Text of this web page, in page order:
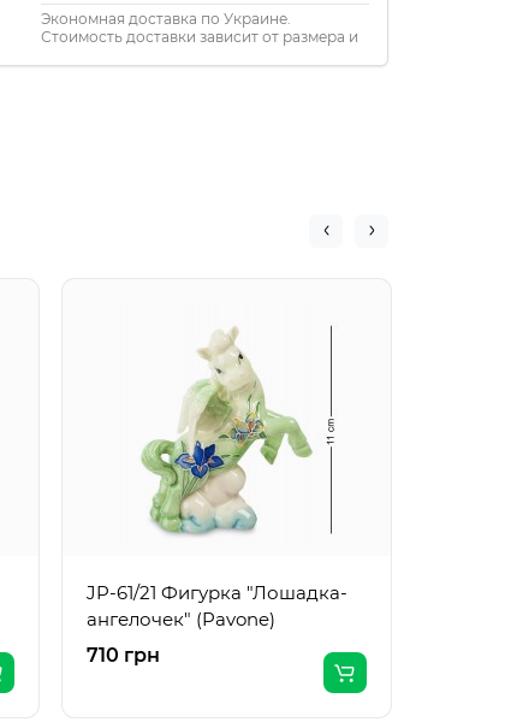
Экономная доставка по Украине.
Стоимость доставки зависит от размера и
JP-61/21 Фигурка "Лошадка-
ангелочек" (Pavone)
710 грн